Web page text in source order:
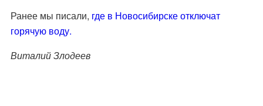
Ранее мы писали, где в Новосибирске отключат
горячую воду.
Виталий Злодеев